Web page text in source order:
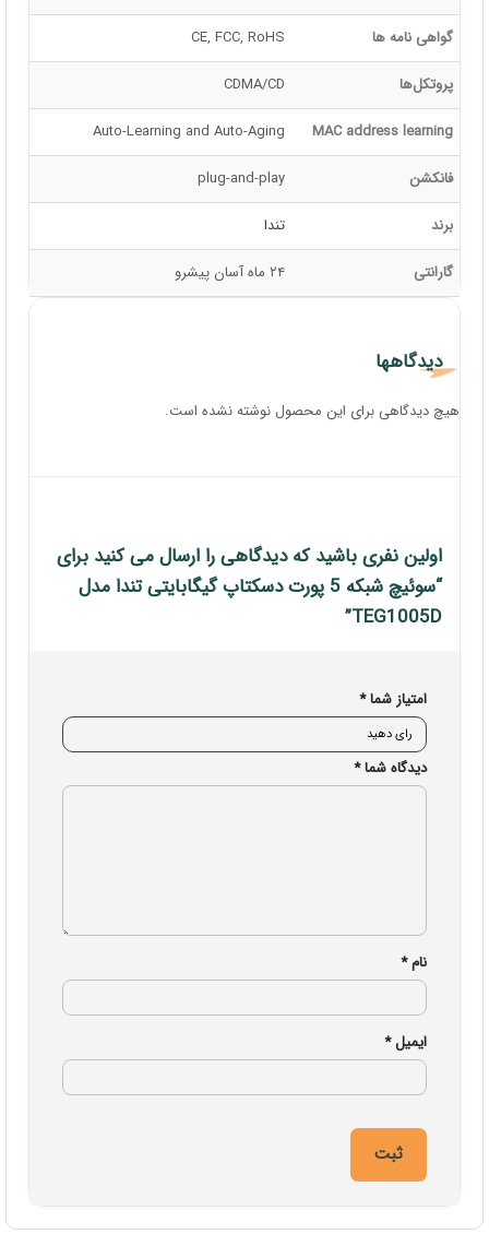
گواهی نامه ها CE, FCC, RoHS
پروتکل‌ها CDMA/CD
MAC address learning
Auto-Learning and Auto-Aging
فانکشن plug-and-play
برند تندا
گارانتی ۲۴ ماه آسان پیشرو
دیدگاهها
هیچ دیدگاهی برای این محصول نوشته نشده است.
اولین نفری باشید که دیدگاهی را ارسال می کنید برای
“سوئیچ شبکه 5 پورت دسکتاپ گیگابایتی تندا مدل
TEG1005D”
امتیاز شما*
دیدگاه شما*
نام*
ایمیل*